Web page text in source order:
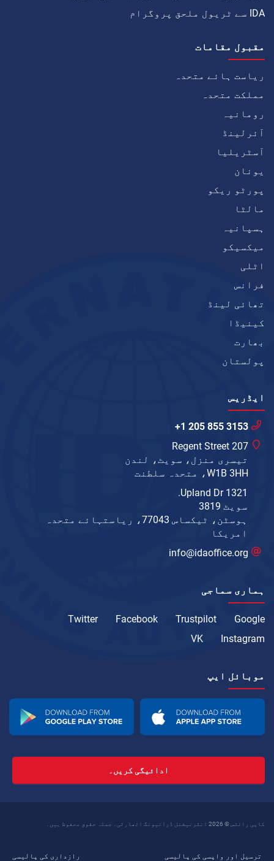
IDA سے ٹریول ملحق پروگرام
مقبول مقامات
ریاست ہائے متحدہ
مملکت متحدہ
رومانیہ
آئرلینڈ
آسٹریلیا
یونان
پورٹو ریکو
مالٹا
ہسپانیہ
میکسیکو
اٹلی
فرانس
تھائی لینڈ
کینیڈا
بھارت
پولستان
ایڈریس
+1 205 855 3153
207 Regent Street
تیسری منزل، سویٹ، لندن
W1B 3HH، متحدہ سلطنت
1321 Upland Dr.
سویٹ 3819
ہوسٹن، ٹیکساس 77043، ریاستہائے متحدہ
امریکا
info@idaoffice.org
ہماری سماجی
Google
Trustpilot
Facebook
Twitter
Instagram
VK
موبائل ایپ
ادائیگی کریں۔
کاپی رائٹس © 2026 انٹرنیشنل ڈرائیونگ اتھارٹی۔ جملہ حقوق محفوظ ہیں۔
ترسیل اور واپسی کی پالیسی رازداری کی پالیسی